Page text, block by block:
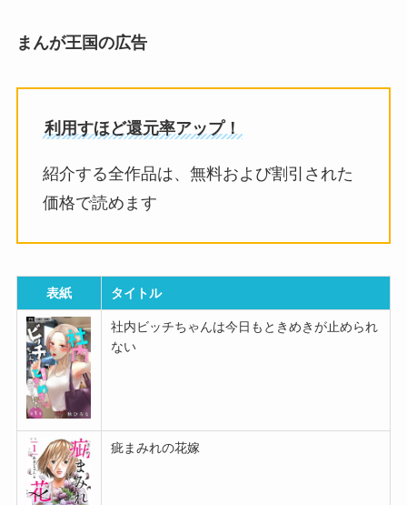
まんが王国の広告
利用すほど還元率アップ！
紹介する全作品は、無料および割引された
価格で読めます
表紙 タイトル
社内ビッチちゃんは今日もときめきが止められ
ない
疵まみれの花嫁